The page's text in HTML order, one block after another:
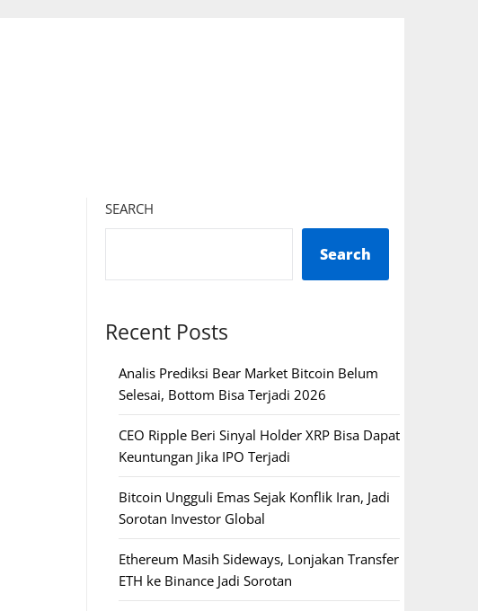
SEARCH
Search
Recent Posts
Analis Prediksi Bear Market Bitcoin Belum
Selesai, Bottom Bisa Terjadi 2026
CEO Ripple Beri Sinyal Holder XRP Bisa Dapat
Keuntungan Jika IPO Terjadi
Bitcoin Ungguli Emas Sejak Konflik Iran, Jadi
Sorotan Investor Global
Ethereum Masih Sideways, Lonjakan Transfer
ETH ke Binance Jadi Sorotan